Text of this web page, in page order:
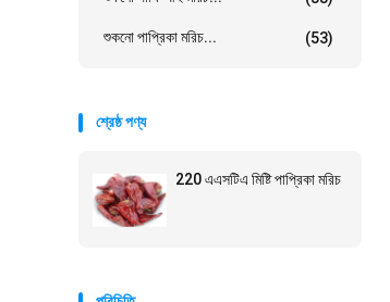
শুকনো পাপ্রিকা মরিচ... (53)
শ্রেষ্ঠ পণ্য
220 এএসটিএ মিষ্টি পাপ্রিকা মরিচ